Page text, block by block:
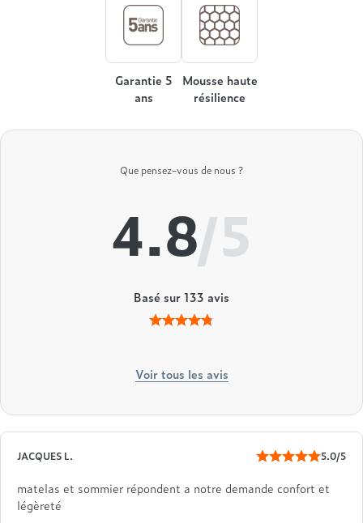
Garantie 5
ans
Mousse haute
résilience
Que pensez-vous de nous ?
4.8/5
Basé sur133 avis
Voir tous les avis
JACQUES L. 5.0/5
matelas et sommier répondent a notre demande confort et
légèreté